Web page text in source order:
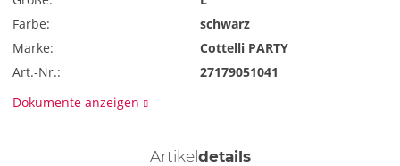
Farbe:
schwarz
Marke:
Cottelli PARTY
Art.-Nr.:
27179051041
Dokumente anzeigen
Artikeldetails